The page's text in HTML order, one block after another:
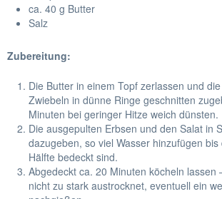
ca. 40 g Butter
Salz
Zubereitung:
Die Butter in einem Topf zerlassen und
Zwiebeln in dünne Ringe geschnitten
Minuten bei geringer Hitze weich dünsten.
Die ausgepulten Erbsen und den Salat in
dazugeben, so viel Wasser hinzufügen
Hälfte bedeckt sind.
Abgedeckt ca. 20 Minuten köcheln lassen
nicht zu stark austrocknet, eventuell ein